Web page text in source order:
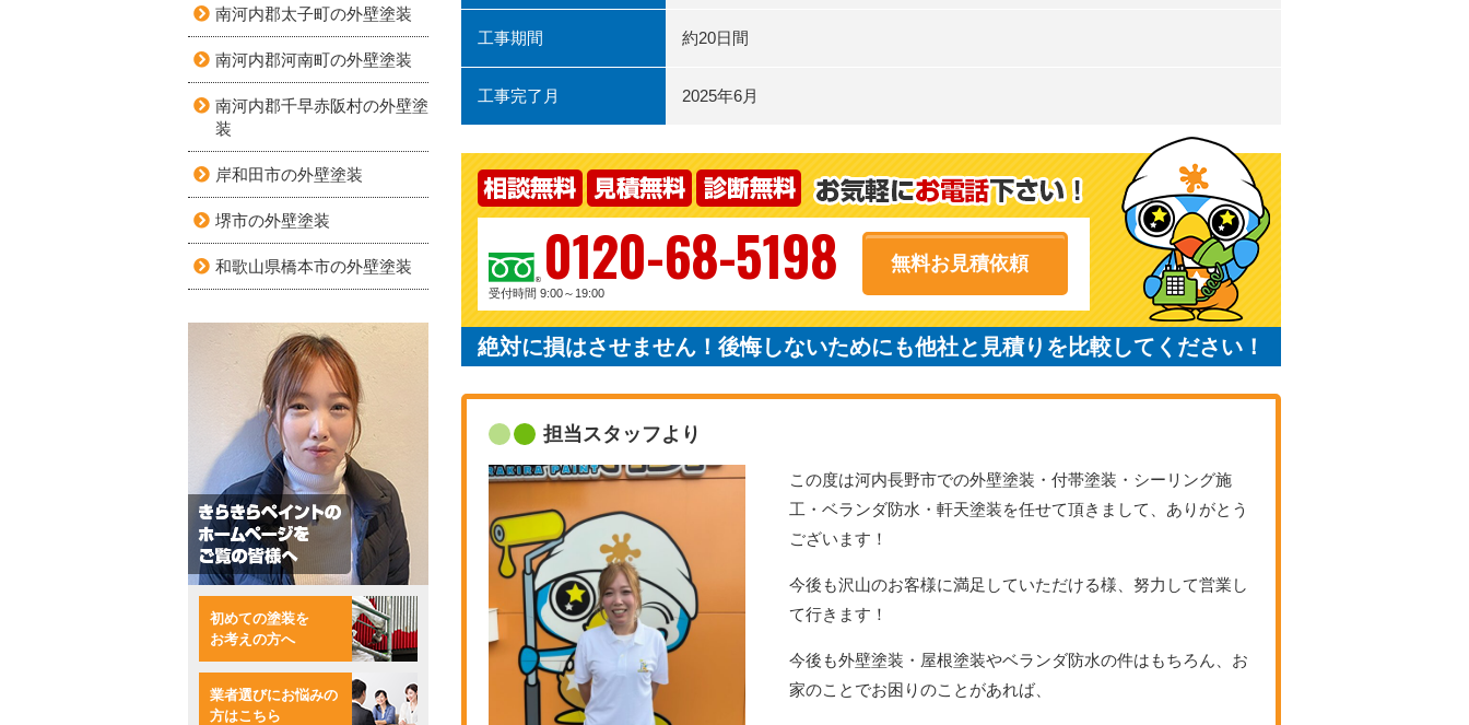
工事期間 約20日間
工事完了月 2025年6月
0120-68-5198
受付時間 9:00～19:00
無料お見積依頼
絶対に損はさせません！後悔しないためにも他社と見積りを比較してください！
担当スタッフより
この度は河内長野市での外壁塗装・付帯塗装・シーリング施
工・ベランダ防水・軒天塗装を任せて頂きまして、 ありがとう
ございます！
今後も沢山のお客様に満足していただける様、努力して営業し
て行きます！
今後も外壁塗装・屋根塗装やベランダ防水の件はもちろん、お
家のことでお困りのことがあれば、
南河内郡太子町の外壁塗装
南河内郡河南町の外壁塗装
南河内郡千早赤阪村の外壁塗
装
岸和田市の外壁塗装
堺市の外壁塗装
和歌山県橋本市の外壁塗装
初めての塗装を
お考えの方へ
業者選びにお悩みの
方はこちら